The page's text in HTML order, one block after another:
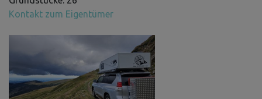
Kontakt zum Eigentümer